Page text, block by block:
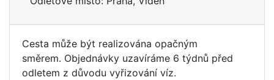
Cesta může být realizována opačným
směrem. Objednávky uzavíráme 6 týdnů před
odletem z důvodu vyřizování víz.